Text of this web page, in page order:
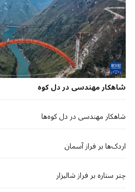
شاهکار مهندسی در دل کوه
شاهکار مهندسی در دل کوه‌ها
اردک‌ها بر فراز آسمان
چتر ستاره بر فراز شالیزار